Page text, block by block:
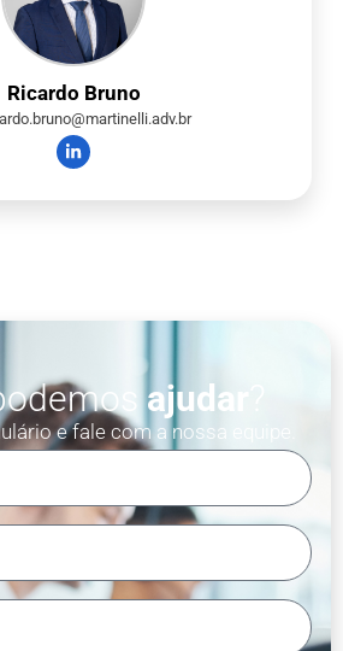
Ricardo Bruno
ajudar
e fale com a nossa equipe.